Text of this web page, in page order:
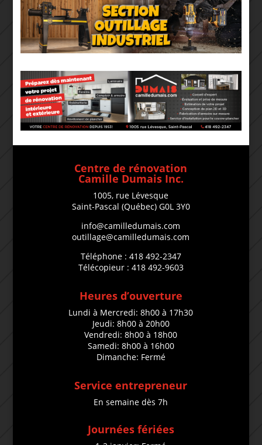
Centre de rénovation
Camille Dumais Inc.
1005, rue Lévesque
Saint-Pascal (Québec) G0L 3Y0
info@camilledumais.com
outillage@camilledumais.com
Téléphone : 418 492-2347
Télécopieur : 418 492-9603
Heures d’ouverture
Lundi à Mercredi: 8h00 à 17h30
Jeudi: 8h00 à 20h00
Vendredi: 8h00 à 18h00
Samedi: 8h00 à 16h00
Dimanche: Fermé
Service entrepreneur
En semaine dès 7h
Journées fériées